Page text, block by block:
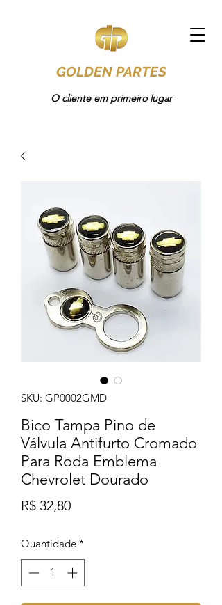
GOLDEN PARTES
O cliente em primeiro lugar
SKU: GP0002GMD
Bico Tampa Pino de
Válvula Antifurto Cromado
Para Roda Emblema
Chevrolet Dourado
R$ 32,80Preço
Quantidade *